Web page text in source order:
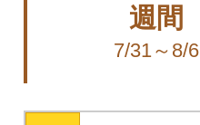
週間
7/31～8/6